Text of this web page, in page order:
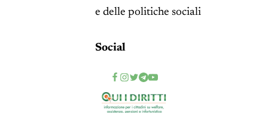
e delle politiche sociali
Social